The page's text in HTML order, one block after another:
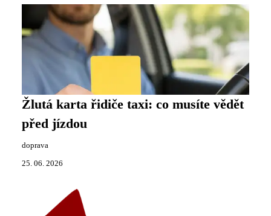
Žlutá karta řidiče taxi: co musíte vědět
před jízdou
doprava
25. 06. 2026